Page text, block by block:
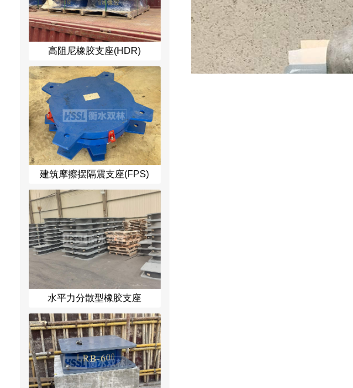
高阻尼橡胶支座(HDR)
建筑摩擦摆隔震支座(FPS)
水平力分散型橡胶支座